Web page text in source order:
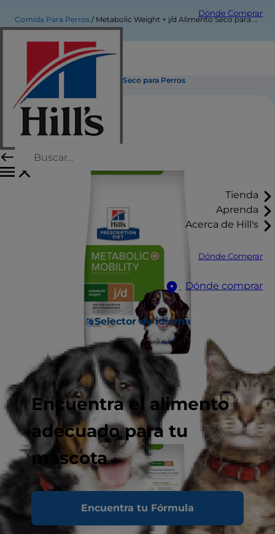
Dónde Comprar
Tienda
Aprenda
Acerca de Hill's
Dónde Comprar
Dónde comprar
Selector de idioma
Encuentra el alimento
adecuado para tu
mascota
Encuentra tu Fórmula
Comida Para Perros Metabolic Weight + j/d Alimento Seco para Perros
Metabolic Weight + j/d Alimento Seco para Perros